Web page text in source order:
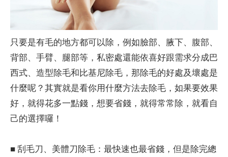
只要是有毛的地方都可以除，例如臉部、腋下、腹部、
背部、手臂、腿部等，私密處還能依喜好跟需求分成巴
西式、造型除毛和比基尼除毛，那除毛的好處及壞處是
什麼呢？其實就是看你用什麼方法去除毛，如果要效果
好，就得花多一點錢，想要省錢，就得常常除，就看自
己的選擇囉！
■ 刮毛刀、美體刀除毛：最快速也最省錢，但是除完總